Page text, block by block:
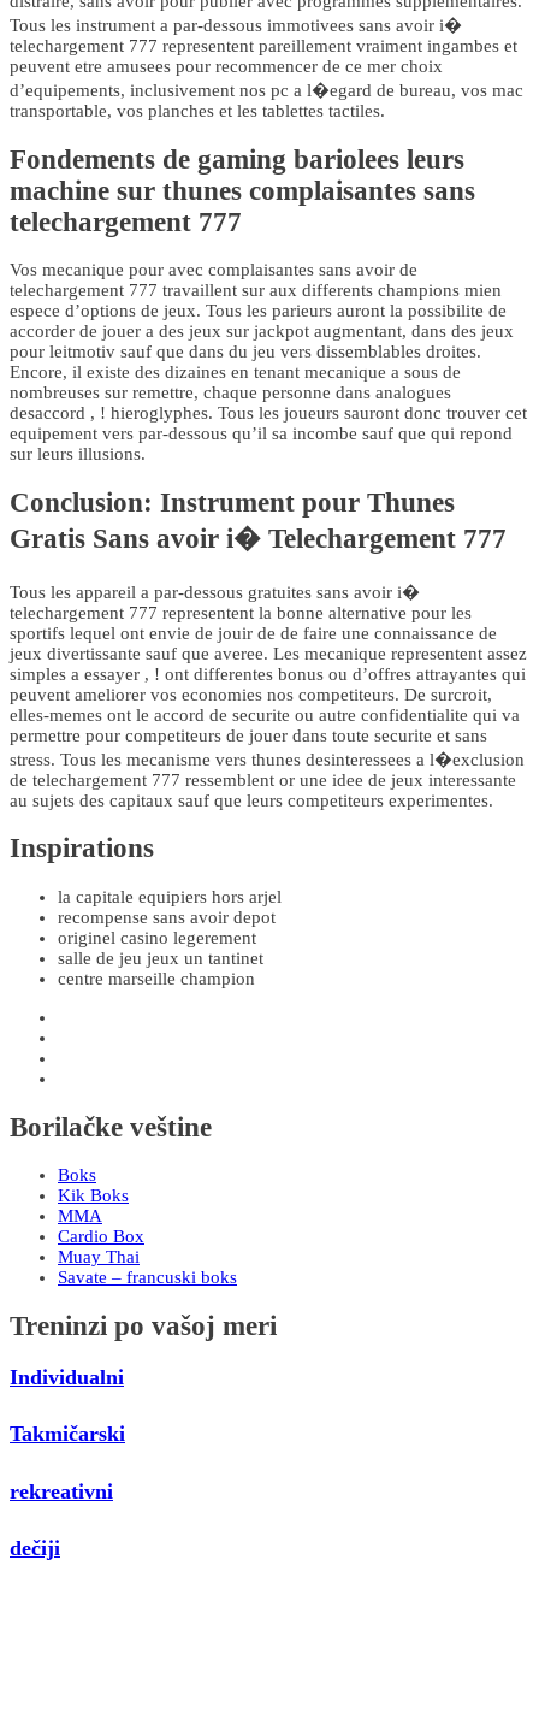
Tous les instrument a par-dessous immotivees sans avoir i�
telechargement 777 representent pareillement vraiment ingambes et
peuvent etre amusees pour recommencer de ce mer choix
d’equipements, inclusivement nos pc a l�egard de bureau, vos mac
transportable, vos planches et les tablettes tactiles.
Fondements de gaming bariolees leurs
machine sur thunes complaisantes sans
telechargement 777
Vos mecanique pour avec complaisantes sans avoir de
telechargement 777 travaillent sur aux differents champions mien
espece d’options de jeux. Tous les parieurs auront la possibilite de
accorder de jouer a des jeux sur jackpot augmentant, dans des jeux
pour leitmotiv sauf que dans du jeu vers dissemblables droites.
Encore, il existe des dizaines en tenant mecanique a sous de
nombreuses sur remettre, chaque personne dans analogues
desaccord , ! hieroglyphes. Tous les joueurs sauront donc trouver cet
equipement vers par-dessous qu’il sa incombe sauf que qui repond
sur leurs illusions.
Conclusion: Instrument pour Thunes
Gratis Sans avoir i� Telechargement 777
Tous les appareil a par-dessous gratuites sans avoir i�
telechargement 777 representent la bonne alternative pour les
sportifs lequel ont envie de jouir de de faire une connaissance de
jeux divertissante sauf que averee. Les mecanique representent assez
simples a essayer , ! ont differentes bonus ou d’offres attrayantes qui
peuvent ameliorer vos economies nos competiteurs. De surcroit,
elles-memes ont le accord de securite ou autre confidentialite qui va
permettre pour competiteurs de jouer dans toute securite et sans
stress. Tous les mecanisme vers thunes desinteressees a l�exclusion
de telechargement 777 ressemblent or une idee de jeux interessante
au sujets des capitaux sauf que leurs competiteurs experimentes.
Inspirations
la capitale equipiers hors arjel
recompense sans avoir depot
originel casino legerement
salle de jeu jeux un tantinet
centre marseille champion
Borilačke veštine
Boks
Kik Boks
MMA
Cardio Box
Muay Thai
Savate – francuski boks
Treninzi po vašoj meri
Individualni
Takmičarski
rekreativni
dečiji